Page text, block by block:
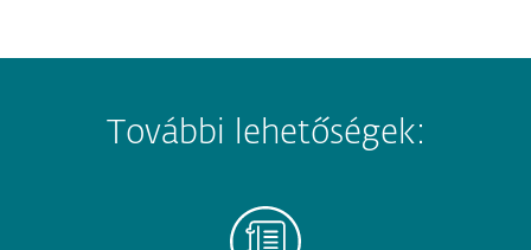
További lehetőségek: